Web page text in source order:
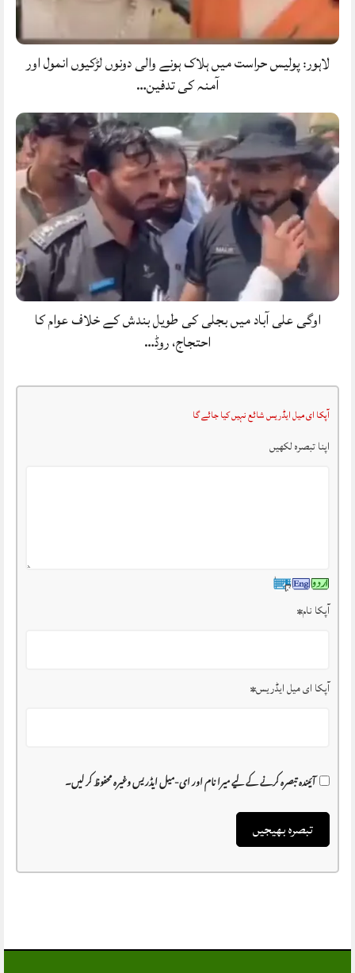
لاہور: پولیس حراست میں ہلاک ہونے والی دونوں لڑکیوں انمول اور
آمنہ کی تدفین…
اوگی علی آباد میں بجلی کی طویل بندش کے خلاف عوام کا
احتجاج، روڈ…
آپکا ای میل ایڈریس شائع نہیں کیا جائے گا
اپنا تبصرہ لکھیں
آپکا نام*
آپکا ای میل ایڈریس*
آئیندہ تبصرہ کرنے کے لیے میرا نام اور ای-میل ایڈریس وغیرہ محفوظ کر لیں۔